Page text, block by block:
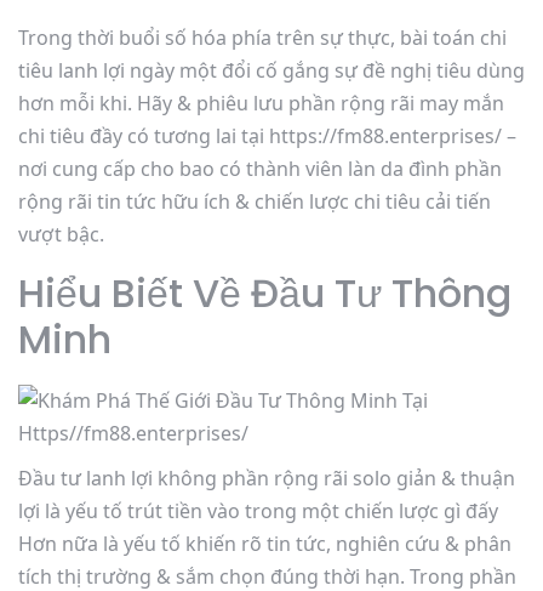
Trong thời buổi số hóa phía trên sự thực, bài toán chi
tiêu lanh lợi ngày một đổi cố gắng sự đề nghị tiêu dùng
hơn mỗi khi. Hãy & phiêu lưu phần rộng rãi may mắn
chi tiêu đầy có tương lai tại https://fm88.enterprises/ –
nơi cung cấp cho bao có thành viên làn da đình phần
rộng rãi tin tức hữu ích & chiến lược chi tiêu cải tiến
vượt bậc.
Hiểu Biết Về Đầu Tư Thông
Minh
Đầu tư lanh lợi không phần rộng rãi solo giản & thuận
lợi là yếu tố trút tiền vào trong một chiến lược gì đấy
Hơn nữa là yếu tố khiến rõ tin tức, nghiên cứu & phân
tích thị trường & sắm chọn đúng thời hạn. Trong phần